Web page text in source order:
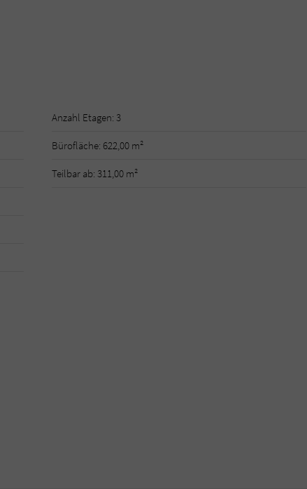
Anzahl Etagen: 3
Bürofläche: 622,00 m²
Teilbar ab: 311,00 m²